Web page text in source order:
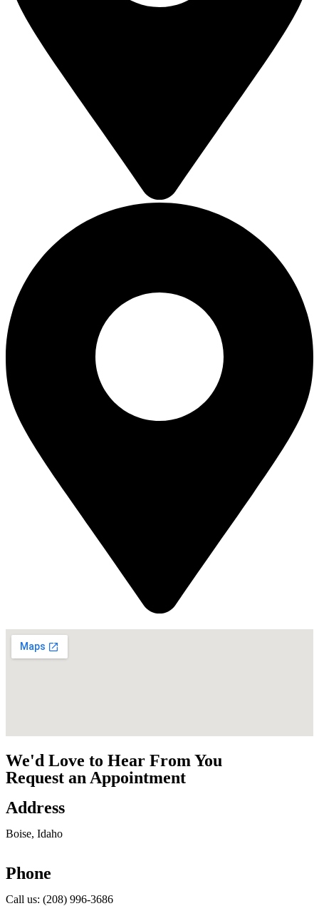
We'd Love to Hear From You
Request an Appointment
Address
Boise, Idaho
Phone
Call us: (208) 996-3686